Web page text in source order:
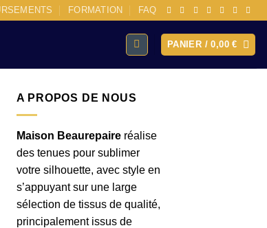
FORMATION FAQ
PANIER /0,00€
A PROPOS DE NOUS
Maison Beaurepaireréalise
des tenues pour sublimer
votre silhouette, avec style en
s’appuyant sur une large
sélection de tissus de qualité,
principalement issus de